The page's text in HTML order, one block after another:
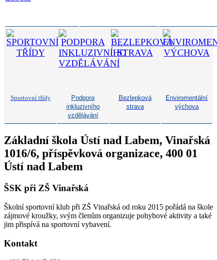
Sportovní třídy
Podpora
inkluzivního
vzdělávání
Bezlepková
strava
Enviromentální
výchova
Základní škola Ústí nad Labem, Vinařská
1016/6, příspěvková organizace, 400 01
Ústí nad Labem
ŠSK při ZŠ Vinařská
Školní sportovní klub při ZŠ Vinařská od roku 2015 pořádá na škole
zájmové kroužky, svým členům organizuje pohybové aktivity a také
jim přispívá na sportovní vybavení.
Kontakt